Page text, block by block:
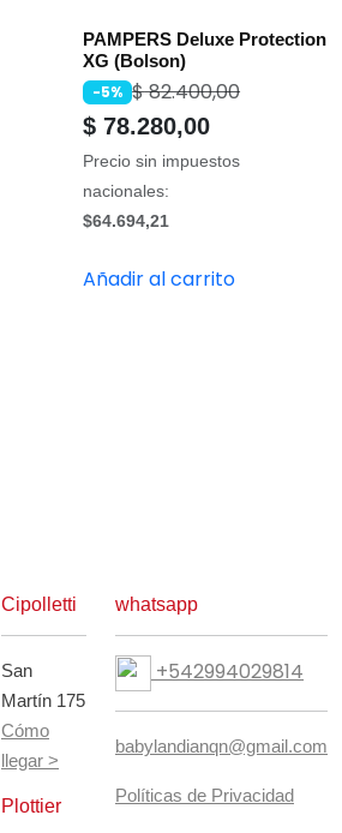
PAMPERS Deluxe Protection
XG (Bolson)
-5% $82.400,00
$ 78.280,00
Precio sin impuestos
nacionales:
$64.694,21
Añadir al carrito
Cipolletti
San
Martín 175
Cómo
llegar >
Plottier
whatsapp
+542994029814
babylandianqn@gmail.com
Políticas de Privacidad